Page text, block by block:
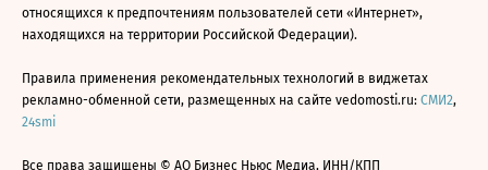
относящихся к предпочтениям пользователей сети «Интернет»,
находящихся на территории Российской Федерации).
Правила применения рекомендательных технологий в виджетах
рекламно-обменной сети, размещенных на сайте vedomosti.ru: СМИ2,
24smi
Все права защищены © АО Бизнес Ньюс Медиа, ИНН/КПП